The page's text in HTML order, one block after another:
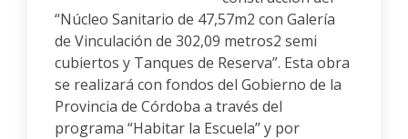
“Núcleo Sanitario de 47,57m2 con Galería
de Vinculación de 302,09 metros2 semi
cubiertos y Tanques de Reserva”. Esta obra
se realizará con fondos del Gobierno de la
Provincia de Córdoba a través del
programa “Habitar la Escuela” y por